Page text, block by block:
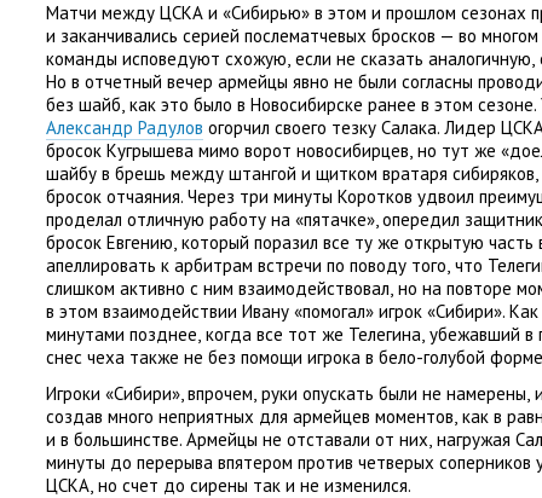
Матчи между ЦСКА и «Сибирью» в этом и прошлом сезонах
и заканчивались серией послематчевых бросков — во
команды исповедуют схожую, если не сказать аналогичную,
Но в отчетный вечер армейцы явно не были согласны
без шайб, как это было в Новосибирске ранее в этом
Александр Радулов огорчил своего тезку Салака. Лидер
бросок Кугрышева мимо ворот новосибирцев, но тут же
шайбу в брешь между штангой и щитком вратаря сибиряков,
бросок отчаяния. Через три минуты Коротков удвоил
проделал отличную работу на «пятачке», опередил
бросок Евгению, который поразил все ту же открытую часть
апеллировать к арбитрам встречи по поводу того, что
слишком активно с ним взаимодействовал, но на повторе
в этом взаимодействии Ивану «помогал» игрок «Сибири».
минутами позднее, когда все тот же Телегина, убежавший в
снес чеха также не без помощи игрока в бело-голубой
Игроки «Сибири», впрочем, руки опускать были не намерены,
создав много неприятных для армейцев моментов, как в
и в большинстве. Армейцы не отставали от них, нагружая
минуты до перерыва впятером против четверых соперников
ЦСКА, но счет до сирены так и не изменился.